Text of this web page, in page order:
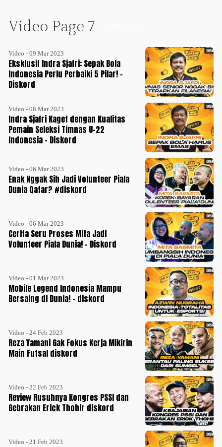
Video Page 7
Video - 09 Mar 2023
Eksklusif Indra Sjafri: Sepak Bola
Indonesia Perlu Perbaiki 5 Pilar! -
Diskord
Video - 08 Mar 2023
Indra Sjafri Kaget dengan Kualitas
Pemain Seleksi Timnas U-22
Indonesia - Diskord
Video - 06 Mar 2023
Enak Nggak Sih Jadi Volunteer Piala
Dunia Qatar? #diskord
Video - 06 Mar 2023
Cerita Seru Proses Mita Jadi
Volunteer Piala Dunia! - Diskord
Video - 01 Mar 2023
Mobile Legend Indonesia Mampu
Bersaing di Dunia! - diskord
Video - 24 Feb 2023
Reza Yamani Gak Fokus Kerja Mikirin
Main Futsal diskord
Video - 22 Feb 2023
Review Rusuhnya Kongres PSSI dan
Gebrakan Erick Thohir diskord
Video - 21 Feb 2023